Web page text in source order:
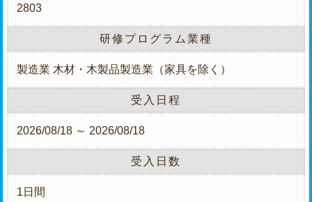
2803
研修プログラム業種
製造業 木材・木製品製造業（家具を除く）
受入日程
2026/08/18 ～ 2026/08/18
受入日数
1日間